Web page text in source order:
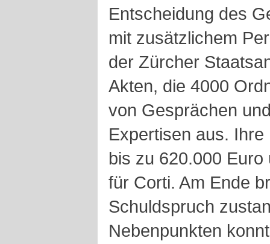
Entscheidung des
mit zusätzlichem
der Zürcher
Akten, die 4000
von Gesprächen
Expertisen aus.
bis zu 620.000
für Corti. Am Ende
Schuldspruch
Nebenpunkten